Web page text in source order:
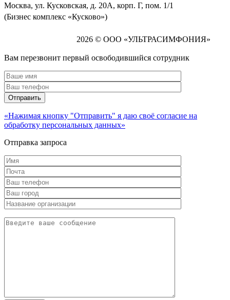
Москва, ул. Кусковская, д. 20А, корп. Г, пом. 1/1
(Бизнес комплекс «Кусково»)
2026 © ООО «УЛЬТРАСИМФОНИЯ»
Вам перезвонит первый освободившийся сотрудник
«Нажимая кнопку "Отправить" я даю своё согласие на
обработку персональных данных»
Отправка запроса